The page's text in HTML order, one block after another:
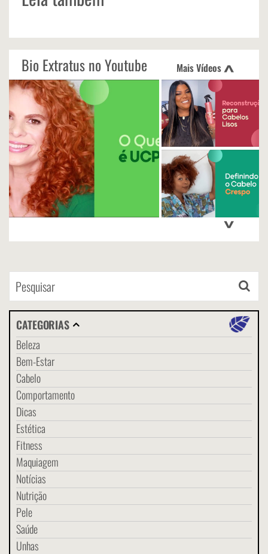
<
Bio Extratus no Youtube Mais Vídeos
>
CATEGORIAS
Beleza
Bem-Estar
Cabelo
Comportamento
Dicas
Estética
Fitness
Maquiagem
Notícias
Nutrição
Pele
Saúde
Unhas